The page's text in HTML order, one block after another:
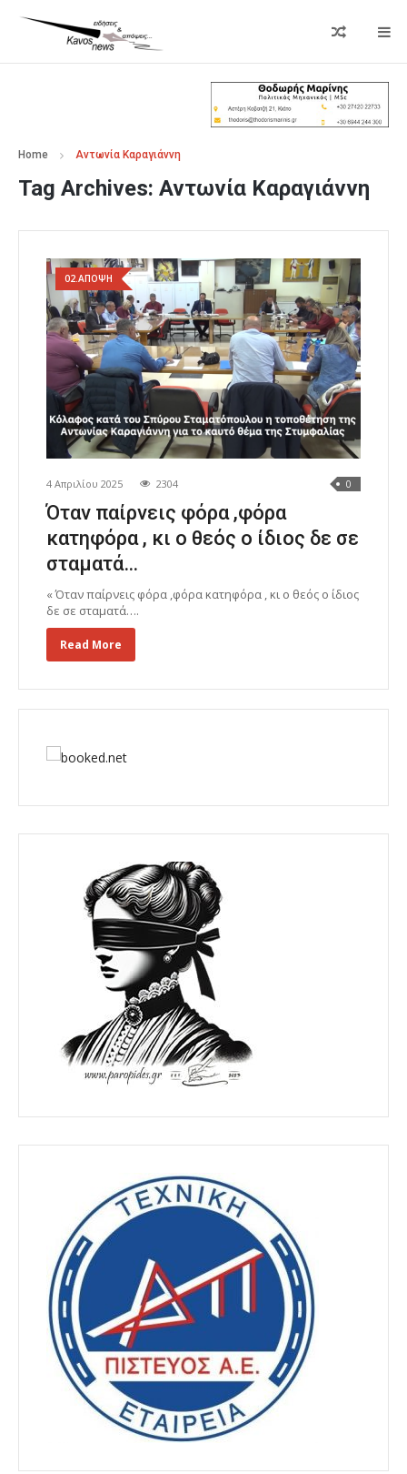
Home Αντωνία Καραγιάννη
Tag Archives: Αντωνία Καραγιάννη
02.ΑΠΟΨΗ
4 Απριλίου 2025 2304 0
Όταν παίρνεις φόρα ,φόρα
κατηφόρα , κι ο θεός ο ίδιος δε σε
σταματά…
« Όταν παίρνεις φόρα ,φόρα κατηφόρα , κι ο θεός ο ίδιος
δε σε σταματά….
Read More